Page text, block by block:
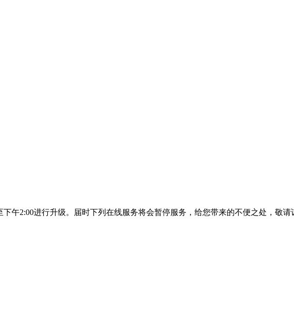
午2:00进行升级。届时下列在线服务将会暂停服务，给您带来的不便之处，敬请